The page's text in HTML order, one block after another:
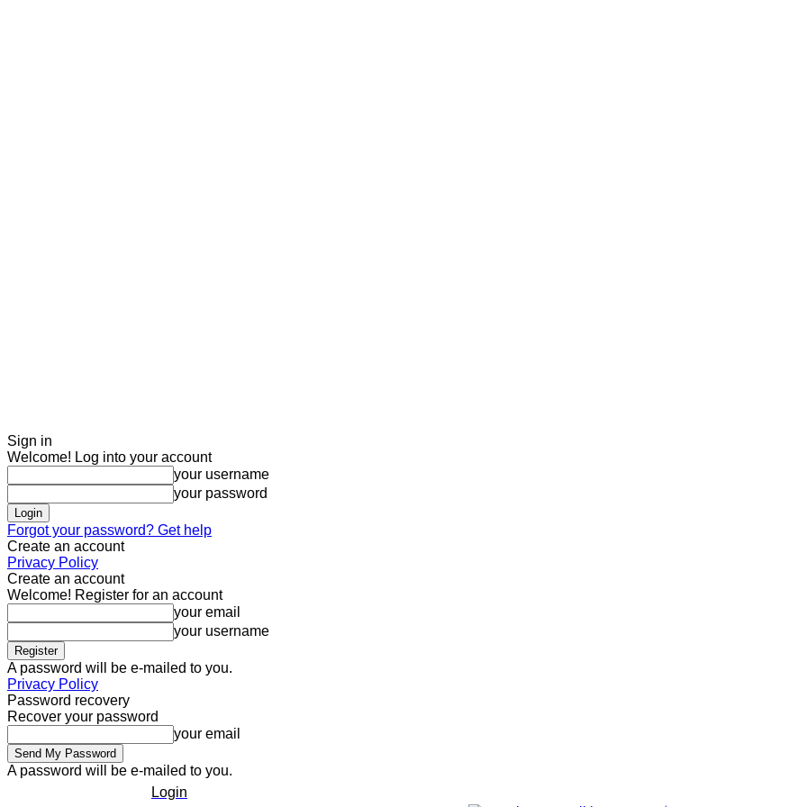
Sign in
Welcome! Log into your account
your username
your password
Forgot your password? Get help
Create an account
Privacy Policy
Create an account
Welcome! Register for an account
your email
your username
A password will be e-mailed to you.
Privacy Policy
Password recovery
Recover your password
your email
A password will be e-mailed to you.
Login